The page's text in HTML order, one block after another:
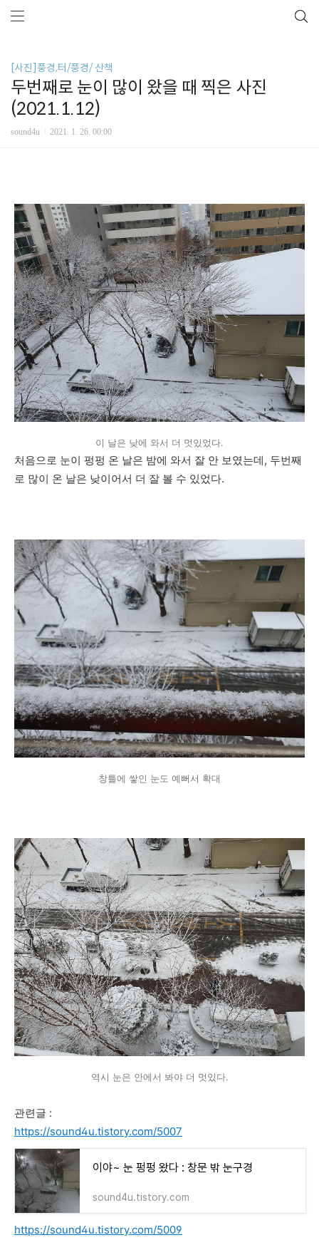
[사진]풍경,터/풍경/ 산책
두번째로 눈이 많이 왔을 때 찍은 사진
(2021.1.12)
sound4u 2021. 1. 26. 00:00
이 날은 낮에 와서 더 멋있었다.
처음으로 눈이 펑펑 온 날은 밤에 와서 잘 안 보였는데, 두번째
로 많이 온 날은 낮이어서 더 잘 볼 수 있었다.
창틀에 쌓인 눈도 예뻐서 확대
역시 눈은 안에서 봐야 더 멋있다.
관련글 :
https://sound4u.tistory.com/5007
이야~ 눈 펑펑 왔다 : 창문 밖 눈구경
sound4u.tistory.com
https://sound4u.tistory.com/5009